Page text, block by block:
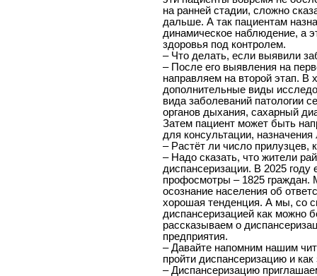
на ранней стадии, сложно
дальше. А так пациентам
динамическое наблюдение, а
здоровья под контролем.
– Что делать, если выявили
– После его выявления на
направляем на второй этап. В
дополнительные виды
вида заболеваний патологии
органов дыхания, сахарный
Затем пациент может быть
для консультации,
– Растёт ли число прилузцев,
– Надо сказать, что жители
диспансеризации. В 2025
профосмотры – 1825
осознание населения об
хорошая тенденция. А мы, со
диспансеризацией как можно
рассказываем о
предприятия.
– Давайте напомним нашим
пройти диспансеризацию и как
– Диспансеризацию